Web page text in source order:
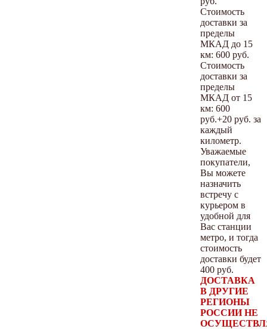
Стоимость
доставки за
пределы
МКАД до 15
км: 600 руб.
Стоимость
доставки за
пределы
МКАД от 15
км: 600
руб.+20 руб. за
каждый
километр.
Уважаемые
покупатели,
Вы можете
назначить
встречу с
курьером в
удобной для
Вас станции
метро, и тогда
стоимость
доставки будет
400 руб.
ДОСТАВКА
В ДРУГИЕ
РЕГИОНЫ
РОССИИ НЕ